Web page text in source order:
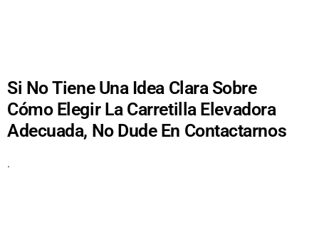
Si No Tiene Una Idea Clara Sobre
Cómo Elegir La Carretilla Elevadora
Adecuada, No Dude En Contactarnos
.